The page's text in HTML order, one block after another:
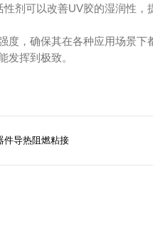
剂可以改善UV胶的湿润性，
度，确保其在各种应用场景
发挥到极致。
件导热阻燃粘接